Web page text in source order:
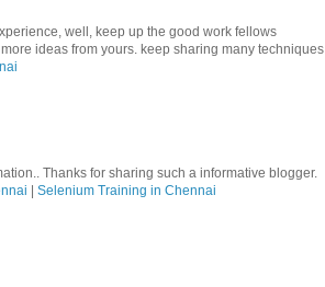
well, keep up the good work fellows
ideas from yours. keep sharing many techniques
Thanks for sharing such a informative blogger.
Selenium Training in Chennai